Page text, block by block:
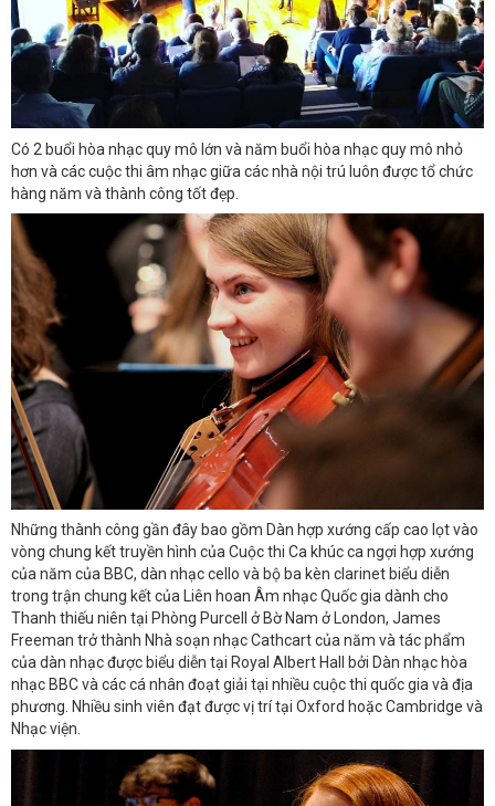
Có 2 buổi hòa nhạc quy mô lớn và năm buổi hòa nhạc quy mô nhỏ
hơn và các cuộc thi âm nhạc giữa các nhà nội trú luôn được tổ chức
hàng năm và thành công tốt đẹp.
Những thành công gần đây bao gồm Dàn hợp xướng cấp cao lọt vào
vòng chung kết truyền hình của Cuộc thi Ca khúc ca ngợi hợp xướng
của năm của BBC, dàn nhạc cello và bộ ba kèn clarinet biểu diễn
trong trận chung kết của Liên hoan Âm nhạc Quốc gia dành cho
Thanh thiếu niên tại Phòng Purcell ở Bờ Nam ở London, James
Freeman trở thành Nhà soạn nhạc Cathcart của năm và tác phẩm
của dàn nhạc được biểu diễn tại Royal Albert Hall bởi Dàn nhạc hòa
nhạc BBC và các cá nhân đoạt giải tại nhiều cuộc thi quốc gia và địa
phương. Nhiều sinh viên đạt được vị trí tại Oxford hoặc Cambridge và
Nhạc viện.